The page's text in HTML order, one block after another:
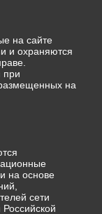
на сайте
и охраняются
при
на
на основе
сети